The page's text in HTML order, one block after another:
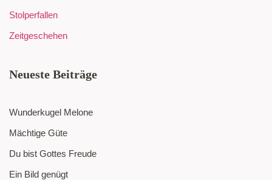
Stolperfallen
Zeitgeschehen
Neueste Beiträge
Wunderkugel Melone
Mächtige Güte
Du bist Gottes Freude
Ein Bild genügt